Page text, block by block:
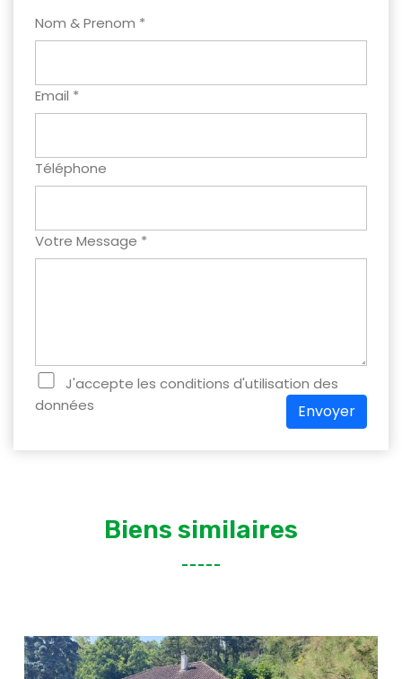
Nom & Prenom *
Email *
Téléphone
Votre Message *
J'accepte les conditions d'utilisation des
données
Envoyer
Biens similaires